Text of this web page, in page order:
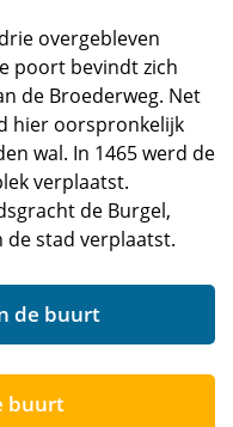
overgebleven
poort bevindt zich
de Broederweg. Net
hier oorspronkelijk
wal. In 1465 werd de
verplaatst.
de Burgel,
stad verplaatst.
de buurt
buurt